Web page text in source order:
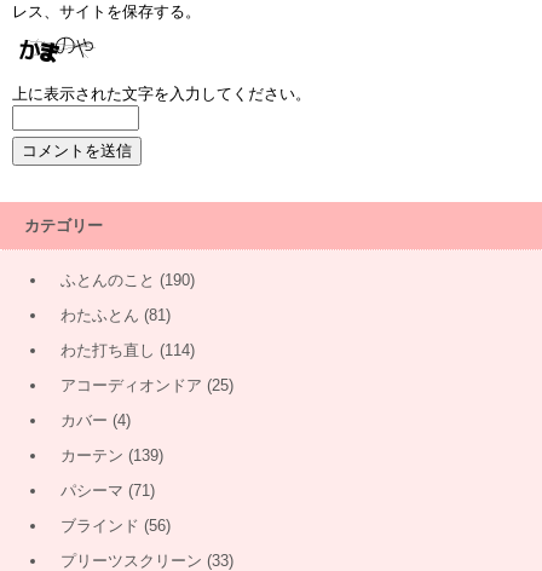
レス、サイトを保存する。
上に表示された文字を入力してください。
カテゴリー
ふとんのこと (190)
わたふとん (81)
わた打ち直し (114)
アコーディオンドア (25)
カバー (4)
カーテン (139)
パシーマ (71)
ブラインド (56)
プリーツスクリーン (33)